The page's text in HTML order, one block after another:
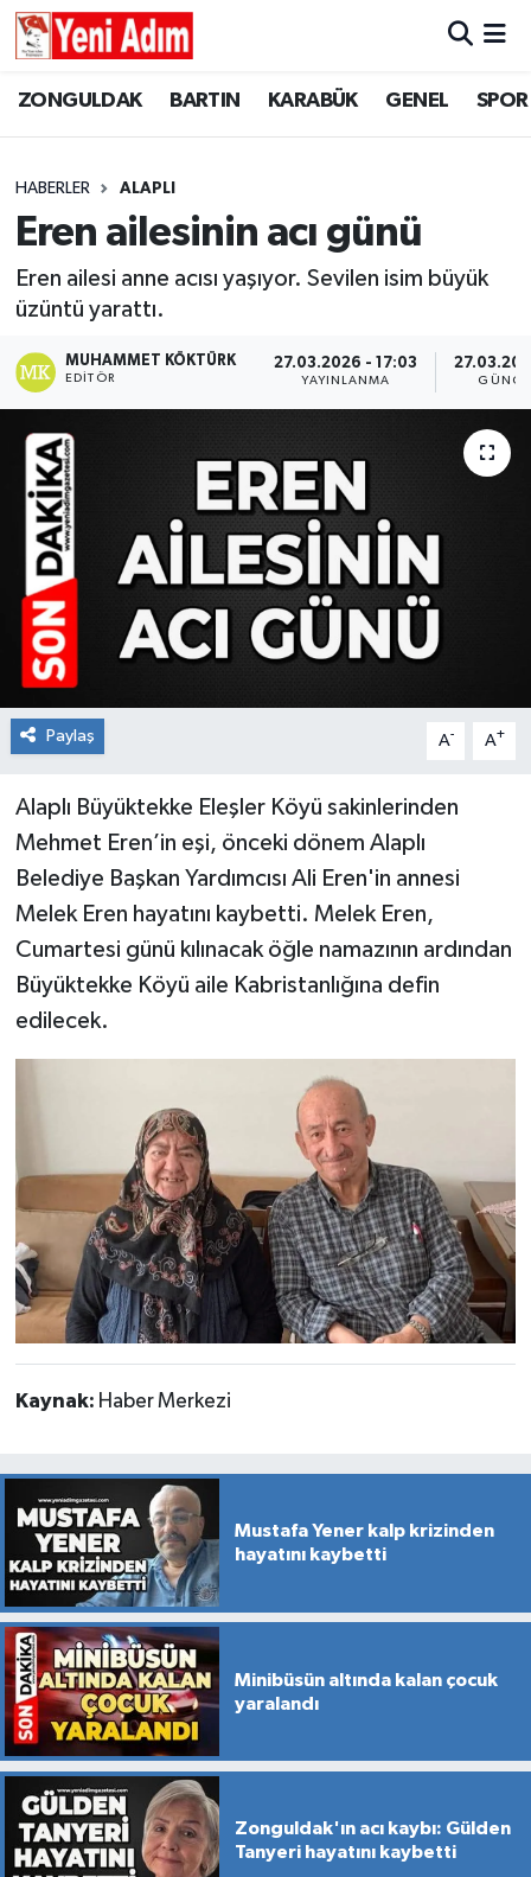
ZONGULDAK BARTIN KARABÜK GENEL SPOR
HABERLER ALAPLI
Eren ailesinin acı günü
Eren ailesi anne acısı yaşıyor. Sevilen isim büyük
üzüntü yarattı.
MUHAMMET KÖKTÜRK
EDITÖR
27.03.2026 - 17:03
YAYINLANMA
Paylaş A- A+
Alaplı Büyüktekke Eleşler Köyü sakinlerinden
Mehmet Eren’in eşi, önceki dönem Alaplı
Belediye Başkan Yardımcısı Ali Eren'in annesi
Melek Eren hayatını kaybetti. Melek Eren,
Cumartesi günü kılınacak öğle namazının ardından
Büyüktekke Köyü aile Kabristanlığına defin
edilecek.
Kaynak: Haber Merkezi
Mustafa Yener kalp krizinden
hayatını kaybetti
Minibüsün altında kalan çocuk
yaralandı
Zonguldak'ın acı kaybı: Gülden
Tanyeri hayatını kaybetti
ZONGULDAK
ASAYİŞ
GÜNCEL
ZONGULDAK
KARABÜK
GENEL
SAĞLIK
GÜNCEL
RESMİ İLAN
Künye
Zonguldak Hava Durumu
Süper Lig Puan Durumu ve Fikstür
Tüm Manşetler